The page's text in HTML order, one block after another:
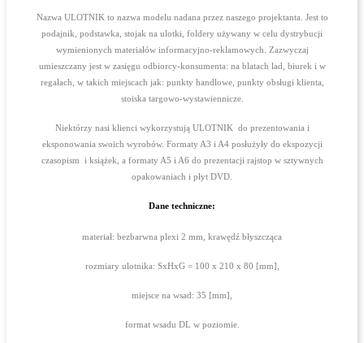
Nazwa ULOTNIK to nazwa modelu nadana przez naszego projektanta. Jest to
podajnik, podstawka, stojak na ulotki, foldery używany w celu dystrybucji
wymienionych materiałów informacyjno-reklamowych. Zazwyczaj
umieszczany jest w zasięgu odbiorcy-konsumenta: na blatach lad, biurek i w
regałach, w takich miejscach jak: punkty handlowe, punkty obsługi klienta,
stoiska targowo-wystawiennicze.
Niektórzy nasi klienci wykorzystują ULOTNIK do prezentowania i
eksponowania swoich wyrobów. Formaty A3 i A4 posłużyły do ekspozycji
czasopism i książek, a formaty A5 i A6 do prezentacji rajstop w sztywnych
opakowaniach i płyt DVD.
Dane techniczne:
materiał: bezbarwna plexi 2 mm, krawędź błyszcząca
rozmiary ulotnika: SxHxG = 100 x 210 x 80 [mm],
miejsce na wsad: 35 [mm],
format wsadu DL w poziomie.